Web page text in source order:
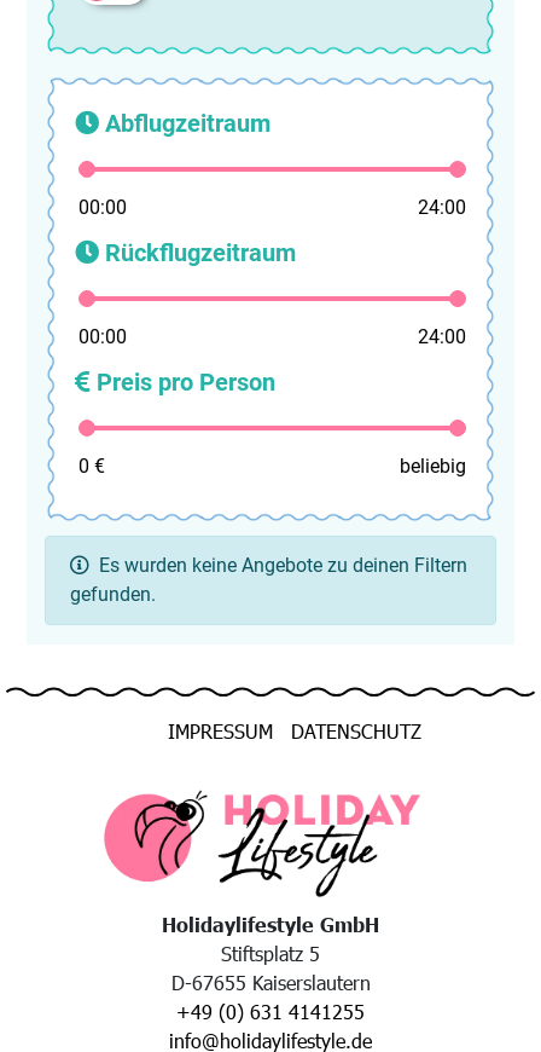
Abflugzeitraum
00:00 24:00
Rückflugzeitraum
00:00 24:00
Preis pro Person
0 € beliebig
Es wurden keine Angebote zu deinen Filtern
gefunden.
IMPRESSUM DATENSCHUTZ
Holidaylifestyle GmbH
Stiftsplatz 5
D-67655 Kaiserslautern
+49 (0) 631 4141255
info@holidaylifestyle.de